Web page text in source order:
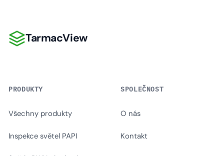
TarmacView
TarmacView
PRODUKTY
Všechny produkty
Inspekce světel PAPI
SPOLEČNOST
O nás
Kontakt